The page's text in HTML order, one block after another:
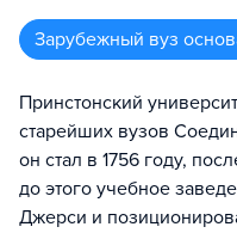
Зарубежный вуз
Принстонский
старейших вузов
он стал в 1756 году,
до этого учебное
Джерси и